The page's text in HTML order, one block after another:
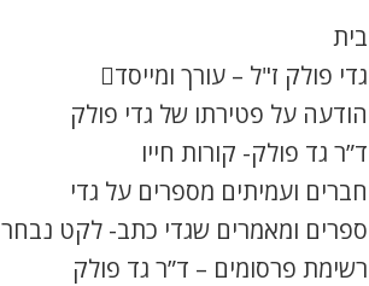
בית
גדי פולק ז"ל – עורך ומייסד
הודעה על פטירתו של גדי פולק
ד”ר גד פולק- קורות חייו
חברים ועמיתים מספרים על גדי
ספרים ומאמרים שגדי כתב- לקט נבחר
רשימת פרסומים – ד”ר גד פולק